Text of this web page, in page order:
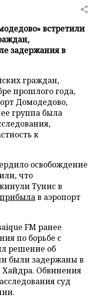
встретили
задержания в
граждан,
прошлого года,
Домодедово,
группа была
к
освобождение
что
Тунис в
прибылав аэропорт
FM ранее
по борьбе с
решение об
были задержаны в
Хайдра. Обвинения
суд